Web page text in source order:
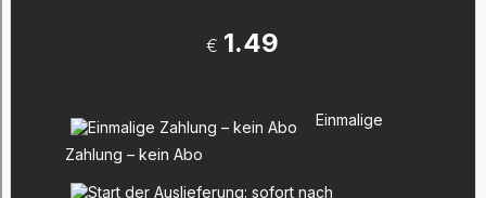
€ 1.49
Einmalige
Zahlung – kein Abo